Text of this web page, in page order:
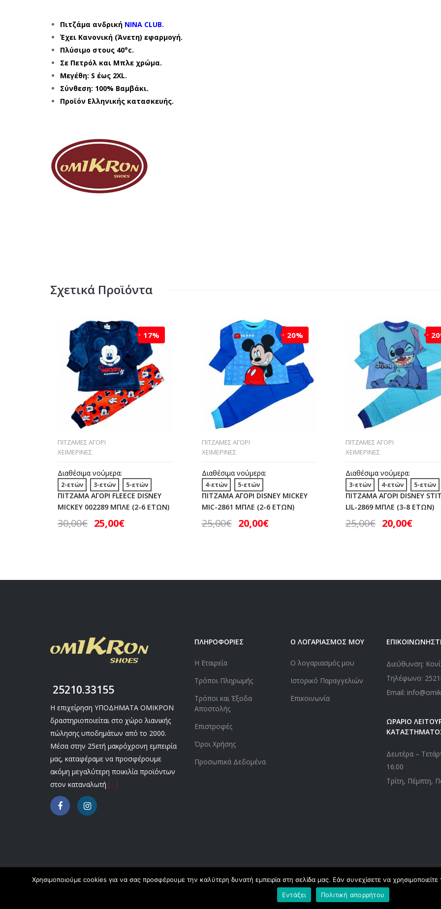
Πιτζάμα ανδρική NINA CLUB.
Έχει Κανονική (Άνετη) εφαρμογή.
Πλύσιμο στους 40°c.
Σε Πετρόλ και Μπλε χρώμα.
Μεγέθη: S έως 2XL.
Σύνθεση: 100% Βαμβάκι.
Προϊόν Ελληνικής κατασκευής.
Σχετικά Προϊόντα
17%
ΠΙΤΖΑΜΕΣ ΑΓΟΡΙ
ΧΕΙΜΕΡΙΝΕΣ
Διαθέσιμα νούμερα:
2-ετών 3-ετών 5-ετών
ΠΙΤΖΑΜΑ ΑΓΟΡΙ FLEECE DISNEY
MICKEY 002289 ΜΠΛΕ (2-6 ΕΤΩΝ)
30,00€ 25,00€
20%
ΠΙΤΖΑΜΕΣ ΑΓΟΡΙ
ΧΕΙΜΕΡΙΝΕΣ
Διαθέσιμα νούμερα:
4-ετών 5-ετών
ΠΙΤΖΑΜΑ ΑΓΟΡΙ DISNEY MICKEY
MIC-2861 ΜΠΛΕ (2-6 ΕΤΩΝ)
25,00€ 20,00€
ΠΙΤΖΑΜΕΣ ΑΓΟΡΙ
ΧΕΙΜΕΡΙΝΕΣ
Διαθέσιμα νούμερα:
3-ετών 4-ετών 5-ετών
ΠΙΤΖΑΜΑ ΑΓΟΡΙ DISNEY
LIL-2869 ΜΠΛΕ (3-8 ΕΤΩΝ)
25,00€ 20,00€
25210.33155
Η επιχείρηση ΥΠΟΔΗΜΑΤΑ ΟΜΙΚΡΟΝ
δραστηριοποιείται στο χώρο λιανικής
πώλησης υποδημάτων από το 2000.
Μέσα στην 25ετή μακρόχρονη εμπειρία
μας, καταφέραμε να προσφέρουμε
ακόμη μεγαλύτερη ποικιλία προϊόντων
στον καταναλωτή […]
ΠΛΗΡΟΦΟΡΙΕΣ
Η Εταιρεία
Τρόποι Πληρωμής
Τρόποι και Έξοδα
Αποστολής
Επιστροφές
Όροι Χρήσης
Προσωπικά Δεδομένα
Ο ΛΟΓΑΡΙΑΣΜΟΣ ΜΟΥ
Ο λογαριασμός μου
Ιστορικό Παραγγελιών
Επικοινωνία
Διεύθυνση:
Τηλέφωνο:
Email:
ΩΡΑΡΙΟ
Δευτέρα –
16:00
Τρίτη, Πέμπτη,
Copyright © 2020 Omikronshoes.gr. All Right Reserved. Powered bywebApplications
Χρησιμοποιούμε cookies για να σας προσφέρουμε την καλύτερη δυνατή εμπειρία στη σελίδα μας. Εάν συνεχίσετε να
Εντάξει
Πολιτική απορρήτου